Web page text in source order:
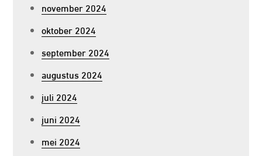
november 2024
oktober 2024
september 2024
augustus 2024
juli 2024
juni 2024
mei 2024